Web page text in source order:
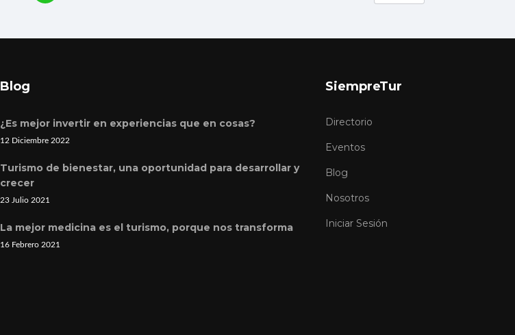
Blog
¿Es mejor invertir en experiencias que en cosas?
12 Diciembre 2022
Turismo de bienestar, una oportunidad para desarrollar y
crecer
23 Julio 2021
La mejor medicina es el turismo, porque nos transforma
16 Febrero 2021
SiempreTur
Directorio
Eventos
Blog
Nosotros
Iniciar Sesión